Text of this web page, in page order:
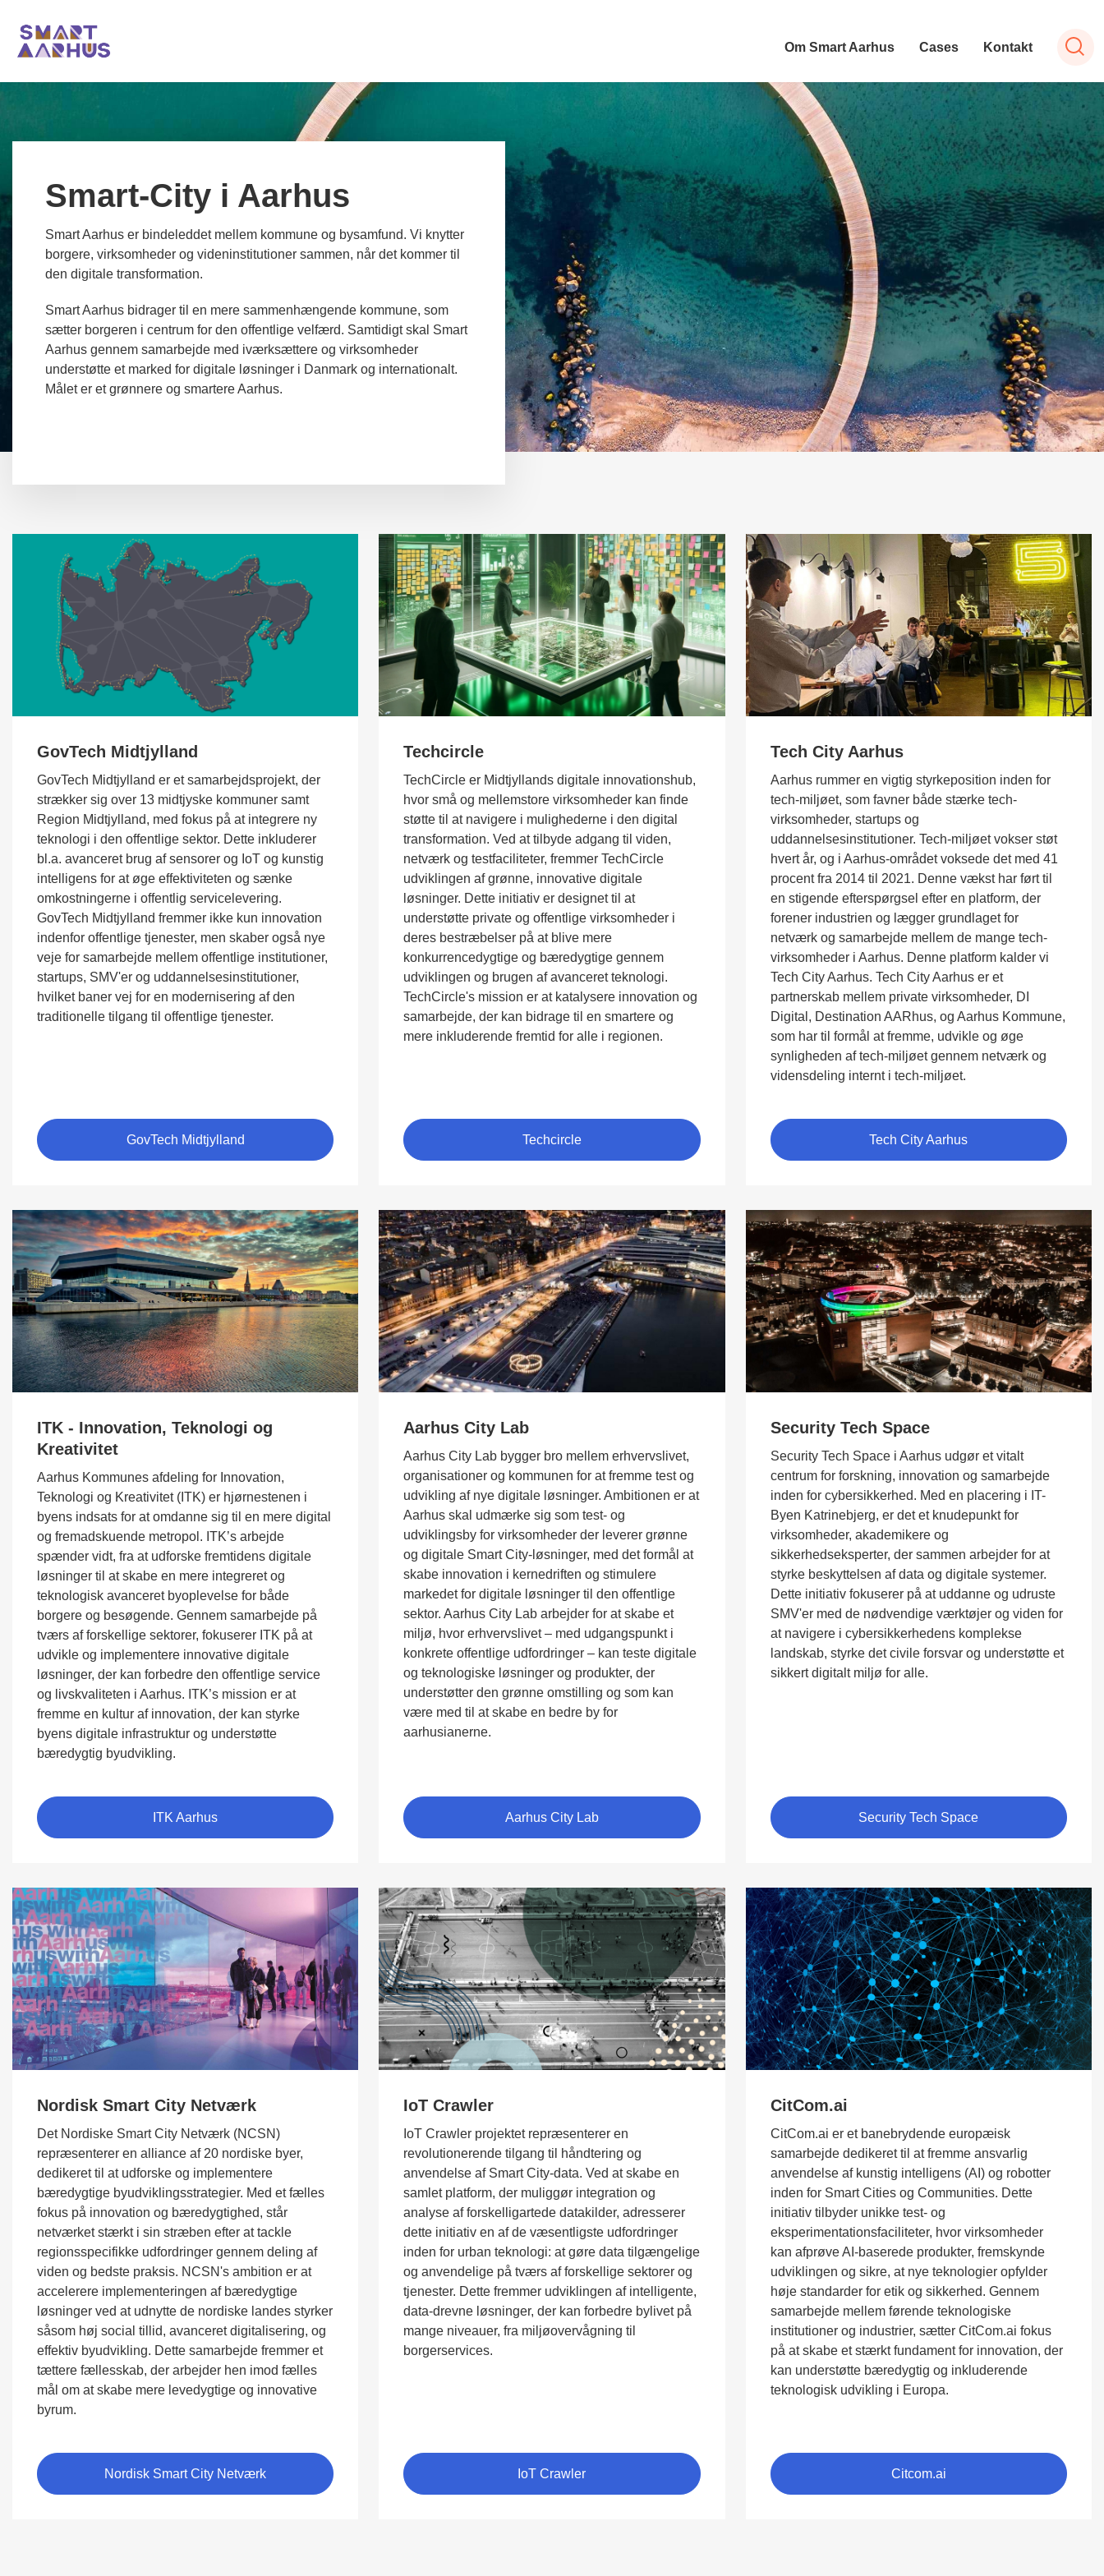
Om Smart Aarhus Cases Kontakt
Smart-City i Aarhus
Smart Aarhus er bindeleddet mellem kommune og bysamfund. Vi knytter
borgere, virksomheder og videninstitutioner sammen, når det kommer til
den digitale transformation.
Smart Aarhus bidrager til en mere sammenhængende kommune, som
sætter borgeren i centrum for den offentlige velfærd. Samtidigt skal Smart
Aarhus gennem samarbejde med iværksættere og virksomheder
understøtte et marked for digitale løsninger i Danmark og internationalt.
Målet er et grønnere og smartere Aarhus.
GovTech Midtjylland
GovTech Midtjylland er et samarbejdsprojekt, der
strækker sig over 13 midtjyske kommuner samt
Region Midtjylland, med fokus på at integrere ny
teknologi i den offentlige sektor. Dette inkluderer
bl.a. avanceret brug af sensorer og IoT og kunstig
intelligens for at øge effektiviteten og sænke
omkostningerne i offentlig servicelevering.
GovTech Midtjylland fremmer ikke kun innovation
indenfor offentlige tjenester, men skaber også nye
veje for samarbejde mellem offentlige institutioner,
startups, SMV'er og uddannelsesinstitutioner,
hvilket baner vej for en modernisering af den
traditionelle tilgang til offentlige tjenester.
GovTech Midtjylland
Techcircle
TechCircle er Midtjyllands digitale innovationshub,
hvor små og mellemstore virksomheder kan finde
støtte til at navigere i mulighederne i den digital
transformation. Ved at tilbyde adgang til viden,
netværk og testfaciliteter, fremmer TechCircle
udviklingen af grønne, innovative digitale
løsninger. Dette initiativ er designet til at
understøtte private og offentlige virksomheder i
deres bestræbelser på at blive mere
konkurrencedygtige og bæredygtige gennem
udviklingen og brugen af avanceret teknologi.
TechCircle's mission er at katalysere innovation og
samarbejde, der kan bidrage til en smartere og
mere inkluderende fremtid for alle i regionen.
Techcircle
Tech City Aarhus
Aarhus rummer en vigtig styrkeposition inden for
tech-miljøet, som favner både stærke tech-
virksomheder, startups og
uddannelsesinstitutioner. Tech-miljøet vokser støt
hvert år, og i Aarhus-området voksede det med 41
procent fra 2014 til 2021. Denne vækst har ført til
en stigende efterspørgsel efter en platform, der
forener industrien og lægger grundlaget for
netværk og samarbejde mellem de mange tech-
virksomheder i Aarhus. Denne platform kalder vi
Tech City Aarhus. Tech City Aarhus er et
partnerskab mellem private virksomheder, DI
Digital, Destination AARhus, og Aarhus Kommune,
som har til formål at fremme, udvikle og øge
synligheden af tech-miljøet gennem netværk og
vidensdeling internt i tech-miljøet.
Tech City Aarhus
ITK - Innovation, Teknologi og
Kreativitet
Aarhus Kommunes afdeling for Innovation,
Teknologi og Kreativitet (ITK) er hjørnestenen i
byens indsats for at omdanne sig til en mere digital
og fremadskuende metropol. ITK’s arbejde
spænder vidt, fra at udforske fremtidens digitale
løsninger til at skabe en mere integreret og
teknologisk avanceret byoplevelse for både
borgere og besøgende. Gennem samarbejde på
tværs af forskellige sektorer, fokuserer ITK på at
udvikle og implementere innovative digitale
løsninger, der kan forbedre den offentlige service
og livskvaliteten i Aarhus. ITK’s mission er at
fremme en kultur af innovation, der kan styrke
byens digitale infrastruktur og understøtte
bæredygtig byudvikling.
ITK Aarhus
Aarhus City Lab
Aarhus City Lab bygger bro mellem erhvervslivet,
organisationer og kommunen for at fremme test og
udvikling af nye digitale løsninger. Ambitionen er at
Aarhus skal udmærke sig som test- og
udviklingsby for virksomheder der leverer grønne
og digitale Smart City-løsninger, med det formål at
skabe innovation i kernedriften og stimulere
markedet for digitale løsninger til den offentlige
sektor. Aarhus City Lab arbejder for at skabe et
miljø, hvor erhvervslivet – med udgangspunkt i
konkrete offentlige udfordringer – kan teste digitale
og teknologiske løsninger og produkter, der
understøtter den grønne omstilling og som kan
være med til at skabe en bedre by for
aarhusianerne.
Aarhus City Lab
Security Tech Space
Security Tech Space i Aarhus udgør et vitalt
centrum for forskning, innovation og samarbejde
inden for cybersikkerhed. Med en placering i IT-
Byen Katrinebjerg, er det et knudepunkt for
virksomheder, akademikere og
sikkerhedseksperter, der sammen arbejder for at
styrke beskyttelsen af data og digitale systemer.
Dette initiativ fokuserer på at uddanne og udruste
SMV'er med de nødvendige værktøjer og viden for
at navigere i cybersikkerhedens komplekse
landskab, styrke det civile forsvar og understøtte et
sikkert digitalt miljø for alle.
Security Tech Space
Nordisk Smart City Netværk
Det Nordiske Smart City Netværk (NCSN)
repræsenterer en alliance af 20 nordiske byer,
dedikeret til at udforske og implementere
bæredygtige byudviklingsstrategier. Med et fælles
fokus på innovation og bæredygtighed, står
netværket stærkt i sin stræben efter at tackle
regionsspecifikke udfordringer gennem deling af
viden og bedste praksis. NCSN's ambition er at
accelerere implementeringen af bæredygtige
løsninger ved at udnytte de nordiske landes styrker
såsom høj social tillid, avanceret digitalisering, og
effektiv byudvikling. Dette samarbejde fremmer et
tættere fællesskab, der arbejder hen imod fælles
mål om at skabe mere levedygtige og innovative
byrum.
Nordisk Smart City Netværk
IoT Crawler
IoT Crawler projektet repræsenterer en
revolutionerende tilgang til håndtering og
anvendelse af Smart City-data. Ved at skabe en
samlet platform, der muliggør integration og
analyse af forskelligartede datakilder, adresserer
dette initiativ en af de væsentligste udfordringer
inden for urban teknologi: at gøre data tilgængelige
og anvendelige på tværs af forskellige sektorer og
tjenester. Dette fremmer udviklingen af intelligente,
data-drevne løsninger, der kan forbedre bylivet på
mange niveauer, fra miljøovervågning til
borgerservices.
IoT Crawler
CitCom.ai
CitCom.ai er et banebrydende europæisk
samarbejde dedikeret til at fremme ansvarlig
anvendelse af kunstig intelligens (AI) og robotter
inden for Smart Cities og Communities. Dette
initiativ tilbyder unikke test- og
eksperimentationsfaciliteter, hvor virksomheder
kan afprøve AI-baserede produkter, fremskynde
udviklingen og sikre, at nye teknologier opfylder
høje standarder for etik og sikkerhed. Gennem
samarbejde mellem førende teknologiske
institutioner og industrier, sætter CitCom.ai fokus
på at skabe et stærkt fundament for innovation, der
kan understøtte bæredygtig og inkluderende
teknologisk udvikling i Europa.
Citcom.ai